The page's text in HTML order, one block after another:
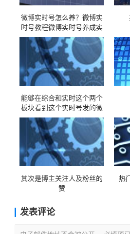
微博实时号怎么养？微博实
时号教程微博实时号养成实
时号恢复
能够在综合和实时这个两个
板块看到这个实时号发的微
博
其次是博主关注人及粉丝的
赞
热
发表评论